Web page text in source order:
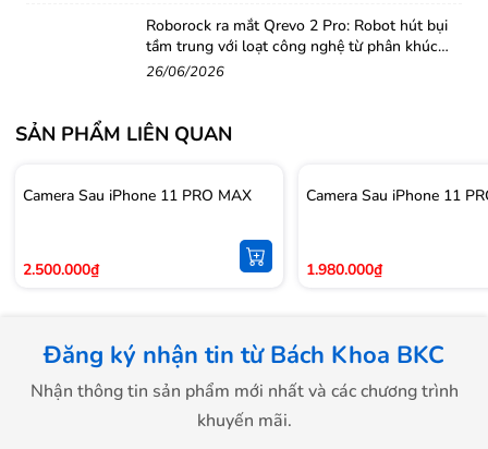
Roborock ra mắt Qrevo 2 Pro: Robot hút bụi
tầm trung với loạt công nghệ từ phân khúc
cao cấp
26/06/2026
SẢN PHẨM LIÊN QUAN
Camera Sau iPhone 11 PRO MAX
2.500.000₫
Camera Sau iPhone 11
1.980.000₫
Đăng ký nhận tin từ Bách Khoa BKC
Nhận thông tin sản phẩm mới nhất và các chương trình
khuyến mãi.